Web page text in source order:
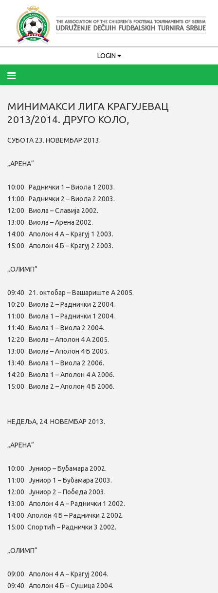
LOGIN
Upamti me
МИНИМАКСИ ЛИГА КРАГУЈЕВАЦ
2013/2014. ДРУГО КОЛО,
СУБОТА 23. НОВЕМБАР 2013.
„АРЕНА“
10:00 Раднички 1 – Виола 1 2003.
11:00 Раднички 2 – Виола 2 2003.
12:00 Виола – Славија 2002.
13:00 Виола – Арена 2002.
14:00 Аполон 4 А – Крагуј 1 2003.
15:00 Аполон 4 Б – Крагуј 2 2003.
„ОЛИМП“
09:40 21. октобар – Вашариште А 2005.
10:20 Виола 2 – Раднички 2 2004.
11:00 Виола 1 – Раднички 1 2004.
11:40 Виола 1 – Виола 2 2004.
12:20 Виола – Аполон 4 А 2005.
13:00 Виола – Аполон 4 Б 2005.
13:40 Виола 1 – Виола 2 2006.
14:20 Виола 1 – Аполон 4 А 2006.
15:00 Виола 2 – Аполон 4 Б 2006.
НЕДЕЉА, 24. НОВЕМБАР 2013.
„АРЕНА“
10:00 Јуниор – Бубамара 2002.
11:00 Јуниор 1 – Бубамара 2003.
12:00 Јуниор 2 – Победа 2003.
13:00 Аполон 4 А – Раднички 1 2002.
14:00 Аполон 4 Б – Раднички 2 2002.
15:00 Спортић – Раднички 3 2002.
„ОЛИМП“
09:00 Аполон 4 А – Крагуј 2004.
09:40 Аполон 4 Б – Сушица 2004.